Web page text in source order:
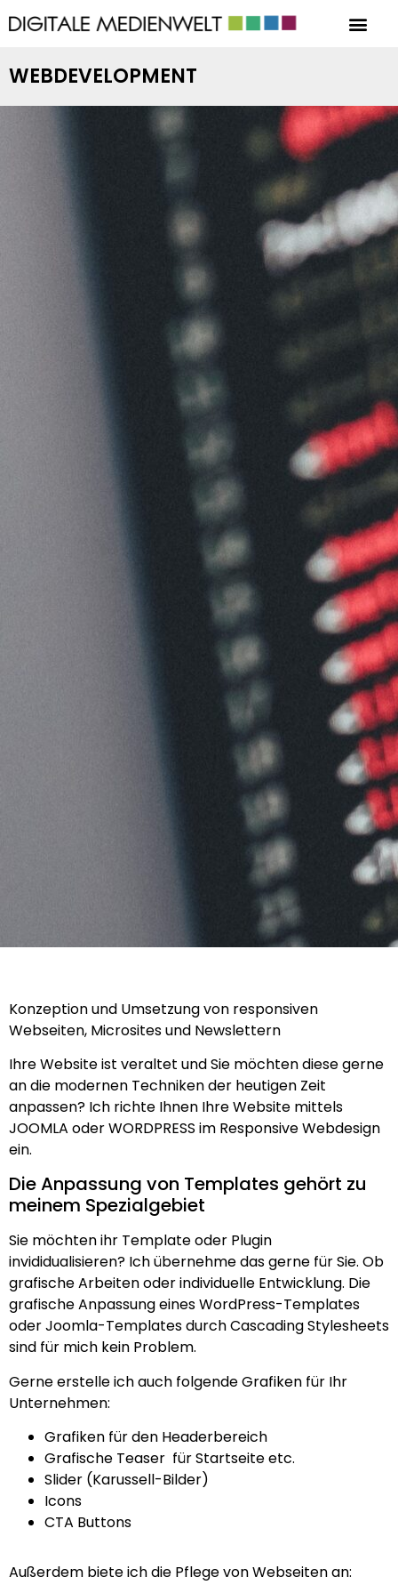
WEBDEVELOPMENT
Konzeption und Umsetzung von responsiven
Webseiten, Microsites und Newslettern
Ihre Website ist veraltet und Sie möchten diese gerne
an die modernen Techniken der heutigen Zeit
anpassen? Ich richte Ihnen Ihre Website mittels
JOOMLA oder WORDPRESS im Responsive Webdesign
ein.
Die Anpassung von Templates gehört zu
meinem Spezialgebiet
Sie möchten ihr Template oder Plugin
invididualisieren? Ich übernehme das gerne für Sie. Ob
grafische Arbeiten oder individuelle Entwicklung. Die
grafische Anpassung eines WordPress-Templates
oder Joomla-Templates durch Cascading Stylesheets
sind für mich kein Problem.
Gerne erstelle ich auch folgende Grafiken für Ihr
Unternehmen:
Grafiken für den Headerbereich
Grafische Teaser für Startseite etc.
Slider (Karussell-Bilder)
Icons
CTA Buttons
Außerdem biete ich die Pflege von Webseiten an: